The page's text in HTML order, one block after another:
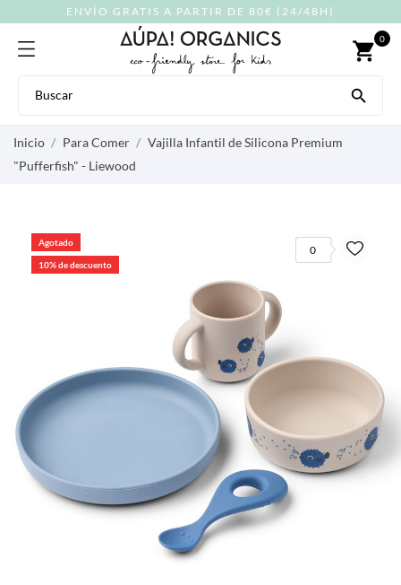
ENVÍO GRATIS A PARTIR DE 80€ (24/48H)
shopping_cart 0

Inicio Para Comer
Vajilla Infantil de Silicona Premium
"Pufferfish" - Liewood
Agotado
10% de descuento
0